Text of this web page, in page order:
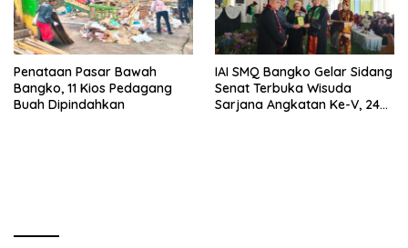
Penataan Pasar Bawah
Bangko, 11 Kios Pedagang
Buah Dipindahkan
IAI SMQ Bangko Gelar Sidang
Senat Terbuka Wisuda
Sarjana Angkatan Ke-V, 243